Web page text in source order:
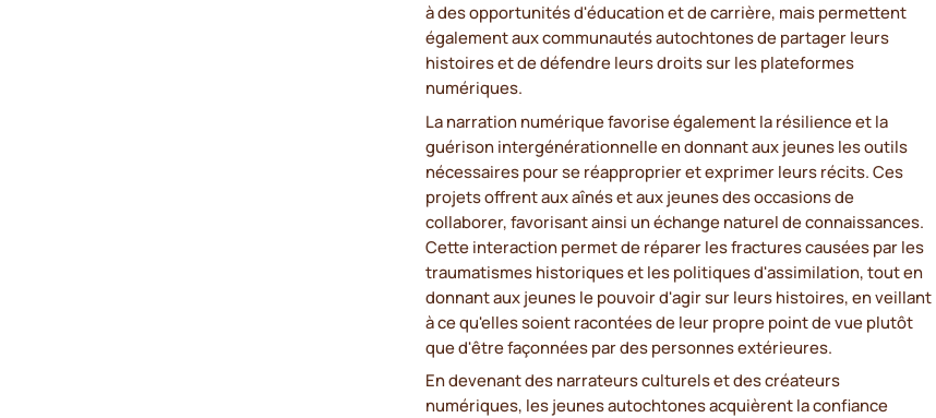
à des opportunités d'éducation et de carrière, mais permettent
également aux communautés autochtones de partager leurs
histoires et de défendre leurs droits sur les plateformes
numériques.
La narration numérique favorise également la résilience et la
guérison intergénérationnelle en donnant aux jeunes les outils
nécessaires pour se réapproprier et exprimer leurs récits. Ces
projets offrent aux aînés et aux jeunes des occasions de
collaborer, favorisant ainsi un échange naturel de connaissances.
Cette interaction permet de réparer les fractures causées par les
traumatismes historiques et les politiques d'assimilation, tout en
donnant aux jeunes le pouvoir d'agir sur leurs histoires, en veillant
à ce qu'elles soient racontées de leur propre point de vue plutôt
que d'être façonnées par des personnes extérieures.
En devenant des narrateurs culturels et des créateurs
numériques, les jeunes autochtones acquièrent la confiance